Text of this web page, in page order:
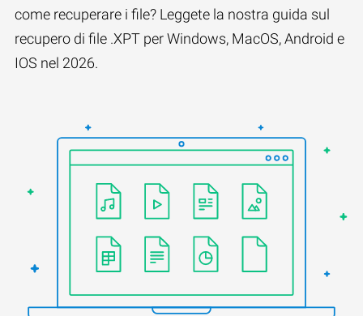
come recuperare i file? Leggete la nostra guida sul
recupero di file .XPT per Windows, MacOS, Android e
IOS nel 2026.